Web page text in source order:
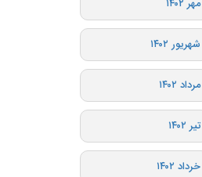
مهر ۱۴۰۲
شهریور ۱۴۰۲
مرداد ۱۴۰۲
تیر ۱۴۰۲
خرداد ۱۴۰۲